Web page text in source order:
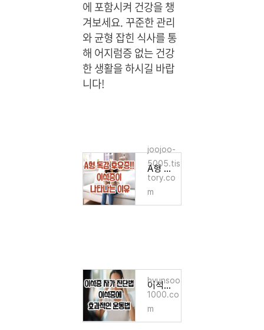
에 포함시켜 건강을 챙
겨보세요. 꾸준한 관리
와 균형 잡힌 식사를 통
해 어지럼증 없는 건강
한 생활을 하시길 바랍
니다!
A형 독감 후유증 이석증 나타나는 이유
joojoo-
5005.tis
tory.co
m
이석증 자가 진단법 / 이석증에 효과적인 운동법
hyunsoo
1000.co
m